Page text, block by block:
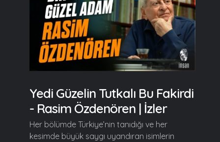
Yedi Güzelin Tutkalı Bu Fakirdi
- Rasim Özdenören | İzler
Her bölümde Türkiye’nin tanıdığı ve her
kesimde büyük saygı uyandıran isimlerin